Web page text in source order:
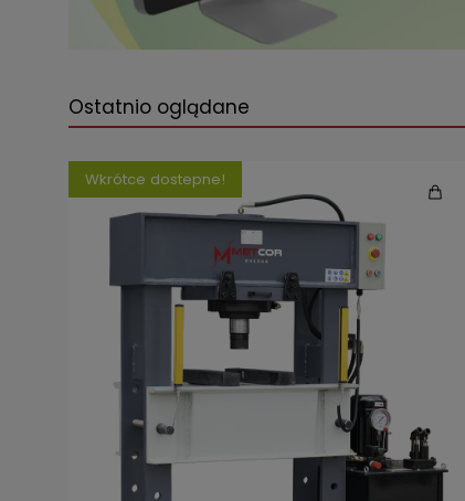
Ostatnio oglądane
Wkrótce dostepne!